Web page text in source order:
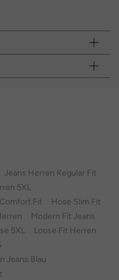
Jeans Herren Regular Fit
5XL
Fit
Hose Slim Fit
Modern Fit Jeans
5XL
Loose Fit Herren
Jeans Blau